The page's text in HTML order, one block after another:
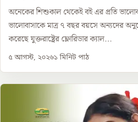
অনেকের শিশুকাল থেকেই বই এর প্রতি
ভালোবাসাকে মাত্র ৭ বছর বয়সে অন্যদের
করেছে যুক্তরাষ্ট্রের ফ্লোরিডার ক্যাল...
৫ আগস্ট, ২০২৬১ মিনিট পাঠ